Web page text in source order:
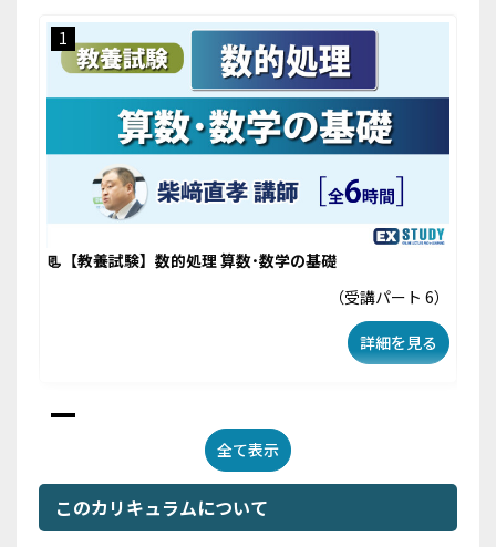
1
📃【教養試験】数的処理 算数･数学の基礎
（受講パート 6）
詳細を見る
2
全て表示
このカリキュラムについて